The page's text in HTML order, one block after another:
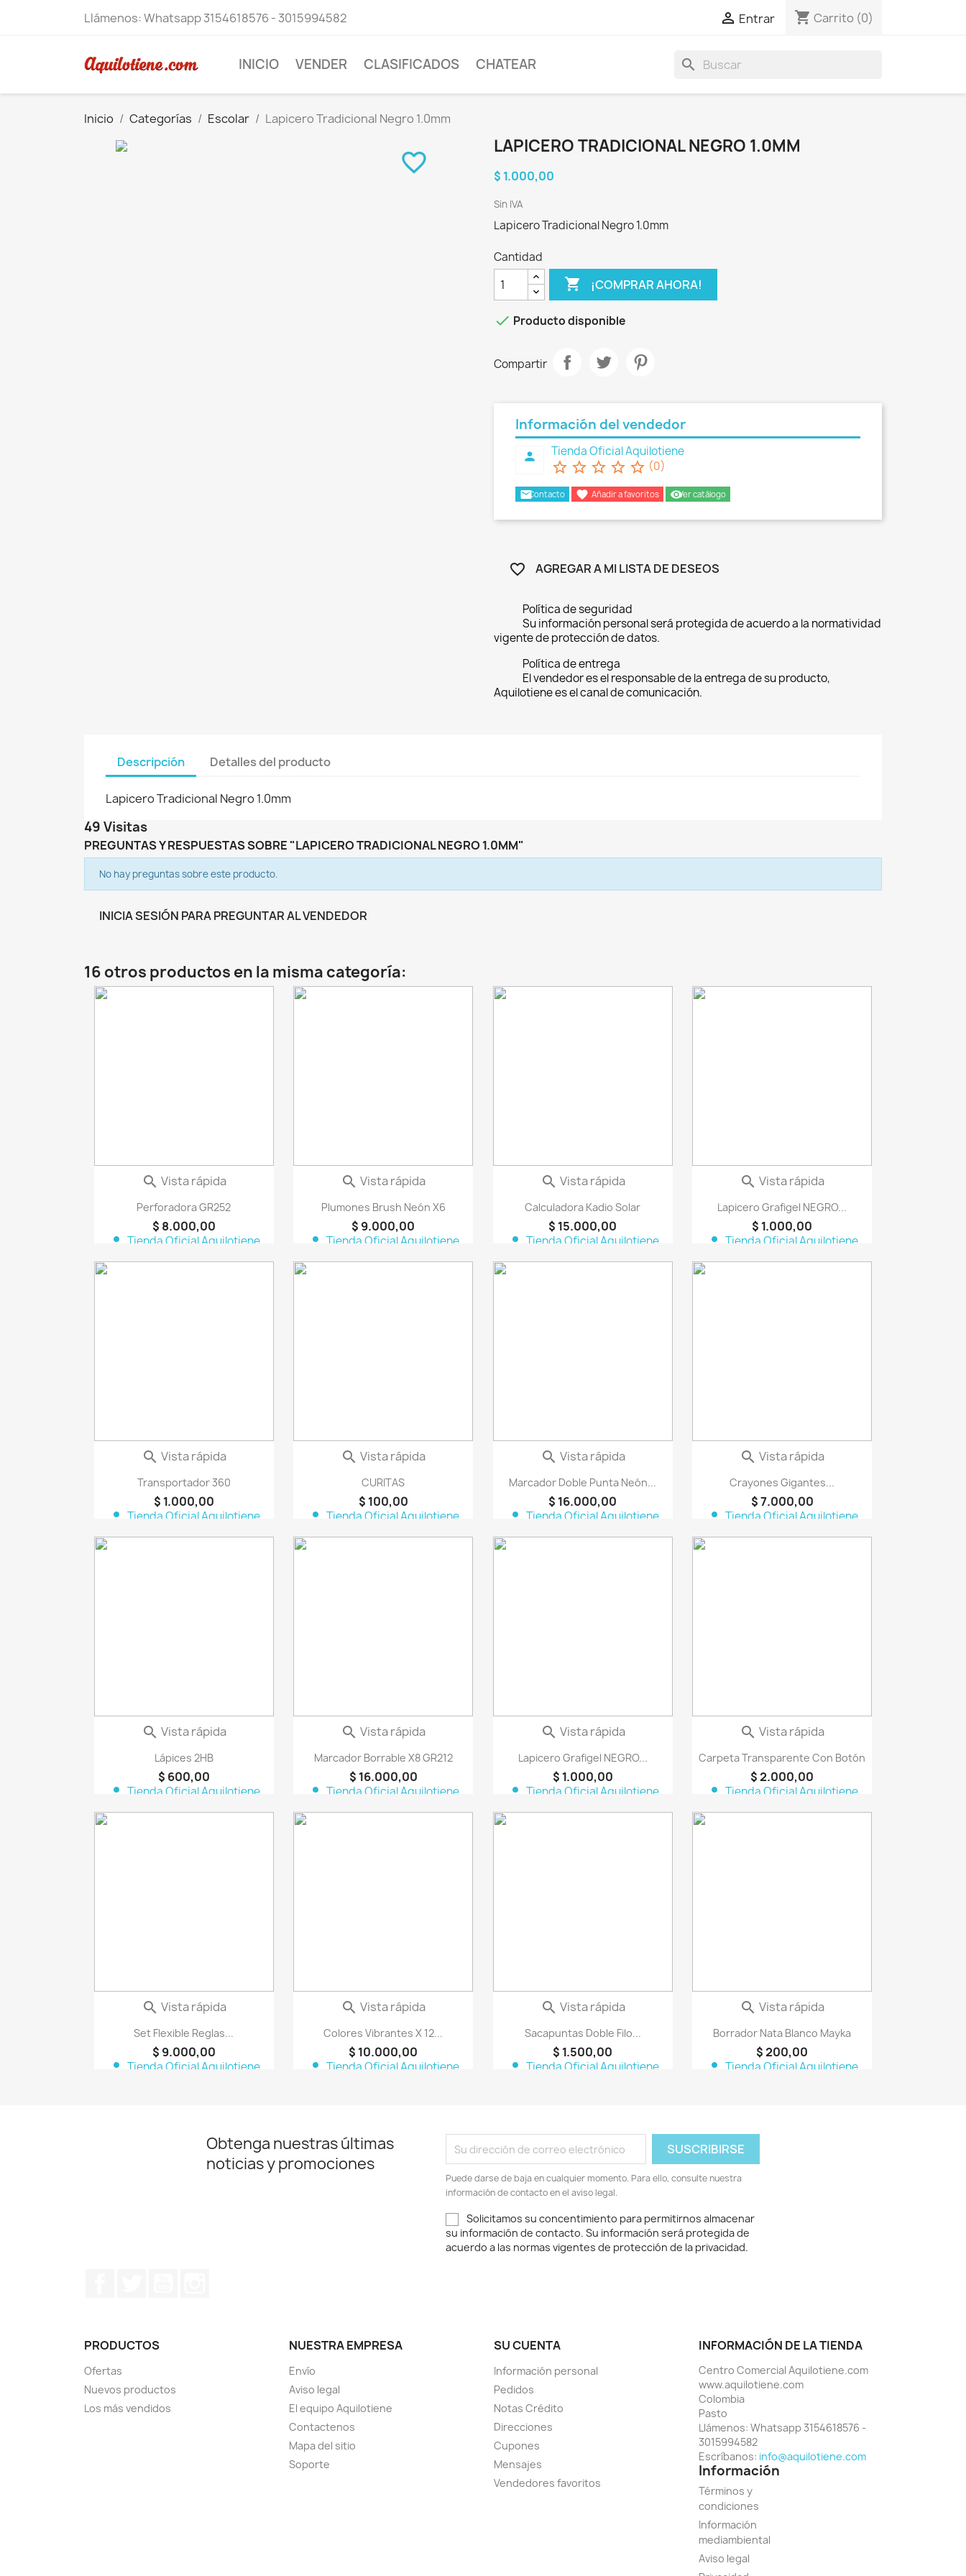
Llámenos:Whatsapp 3154618576 - 3015994582  Entrar shopping_cart Carrito (0)
INICIO VENDER CLASIFICADOS CHATEAR search
Inicio Categorías Escolar Lapicero Tradicional Negro 1.0mm
favorite_border
LAPICERO TRADICIONAL NEGRO 1.0MM
$ 1.000,00
Sin IVA
Lapicero Tradicional Negro 1.0mm
Cantidad
 ¡COMPRAR AHORA!
 Producto disponible
Compartir
Información del vendedor
person Tienda Oficial Aquilotiene
star_border star_border star_border star_border star_border (0)
emailContacto  Añadir a favoritos remove_red_eyeVer catálogo
favorite_border AGREGAR A MI LISTA DE DESEOS
Política de seguridad
Su información personal será protegida de acuerdo a la normatividad
vigente de protección de datos.
Política de entrega
El vendedor es el responsable de la entrega de su producto,
Aquilotiene es el canal de comunicación.
Descripción Detalles del producto
Lapicero Tradicional Negro 1.0mm
49 Visitas
PREGUNTAS Y RESPUESTAS SOBRE "LAPICERO TRADICIONAL NEGRO 1.0MM"
No hay preguntas sobre este producto.
INICIA SESIÓN PARA PREGUNTAR AL VENDEDOR
16 otros productos en la misma categoría:
Perforadora GR252
$ 8.000,00
person Tienda Oficial Aquilotiene
 Vista rápida
Plumones Brush Neón X6
$ 9.000,00
person Tienda Oficial Aquilotiene
 Vista rápida
Calculadora Kadio Solar
$ 15.000,00
person Tienda Oficial Aquilotiene
 Vista rápida
Lapicero Grafigel NEGRO...
$ 1.000,00
person Tienda Oficial Aquilotiene
 Vista rápida
Transportador 360
$ 1.000,00
person Tienda Oficial Aquilotiene
 Vista rápida
CURITAS
$ 100,00
person Tienda Oficial Aquilotiene
 Vista rápida
Marcador Doble Punta Neón...
$ 16.000,00
person Tienda Oficial Aquilotiene
 Vista rápida
Crayones Gigantes...
$ 7.000,00
person Tienda Oficial Aquilotiene
 Vista rápida
Lápices 2HB
$ 600,00
person Tienda Oficial Aquilotiene
 Vista rápida
Marcador Borrable X8 GR212
$ 16.000,00
person Tienda Oficial Aquilotiene
 Vista rápida
Lapicero Grafigel NEGRO...
$ 1.000,00
person Tienda Oficial Aquilotiene
 Vista rápida
Carpeta Transparente Con Botón
$ 2.000,00
person Tienda Oficial Aquilotiene
 Vista rápida
Set Flexible Reglas...
$ 9.000,00
person Tienda Oficial Aquilotiene
 Vista rápida
Colores Vibrantes X 12...
$ 10.000,00
person Tienda Oficial Aquilotiene
 Vista rápida
Sacapuntas Doble Filo...
$ 1.500,00
person Tienda Oficial Aquilotiene
 Vista rápida
Borrador Nata Blanco Mayka
$ 200,00
person Tienda Oficial Aquilotiene
 Vista rápida
Obtenga nuestras últimas
noticias y promociones
Puede darse de baja en cualquier momento. Para ello, consulte nuestra
información de contacto en el aviso legal.
Solicitamos su concentimiento para permitirnos almacenar
su información de contacto. Su información será protegida de
acuerdo a las normas vigentes de protección de la privacidad.
PRODUCTOS
Ofertas
Nuevos productos
Los más vendidos
NUESTRA EMPRESA
Envío
Aviso legal
El equipo Aquilotiene
Contactenos
Mapa del sitio
Soporte
SU CUENTA
Información personal
Pedidos
Notas Crédito
Direcciones
Cupones
Mensajes
Vendedores favoritos
INFORMACIÓN DE LA TIENDA
Centro Comercial Aquilotiene.com
www.aquilotiene.com
Colombia
Pasto
Llámenos: Whatsapp 3154618576 -
3015994582
Escríbanos: info@aquilotiene.com
Información
Términos y
condiciones
Información
mediambiental
Aviso legal